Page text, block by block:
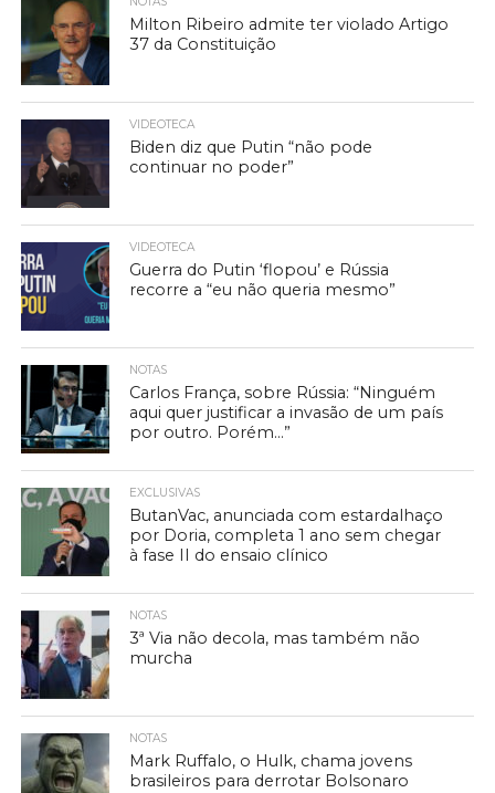
Milton Ribeiro admite ter violado Artigo
37 da Constituição
VIDEOTECA
Biden diz que Putin “não pode
continuar no poder”
VIDEOTECA
Guerra do Putin ‘flopou’ e Rússia
recorre a “eu não queria mesmo”
NOTAS
Carlos França, sobre Rússia: “Ninguém
aqui quer justificar a invasão de um país
por outro. Porém…”
EXCLUSIVAS
ButanVac, anunciada com estardalhaço
por Doria, completa 1 ano sem chegar
à fase II do ensaio clínico
NOTAS
3ª Via não decola, mas também não
murcha
NOTAS
Mark Ruffalo, o Hulk, chama jovens
brasileiros para derrotar Bolsonaro